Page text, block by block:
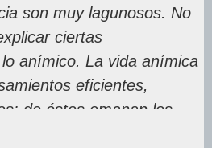
son muy lagunosos. No
ciertas
anímico. La vida anímica
eficientes,
de éstos emanan los